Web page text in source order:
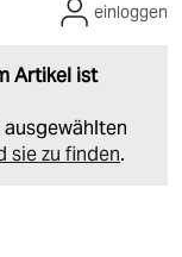
Artikel ist
sie zu finden.
einloggen